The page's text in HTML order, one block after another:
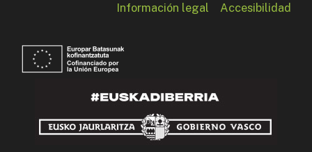
Información legal Accesibilidad